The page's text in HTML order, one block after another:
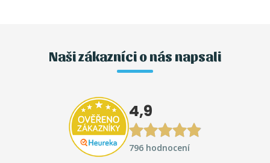
Naši zákazníci o nás napsali
4,9
796 hodnocení